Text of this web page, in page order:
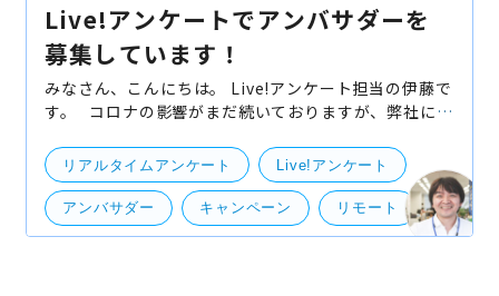
Live!アンケートでアンバサダーを
募集しています！
みなさん、こんにちは。 Live!アンケート担当の伊藤で
す。 コロナの影響がまだ続いておりますが、弊社にお
モート利用などこれまでに注目されづらかった利用方
法
リアルタイムアンケート Live!アンケート
アンバサダー キャンペーン リモート